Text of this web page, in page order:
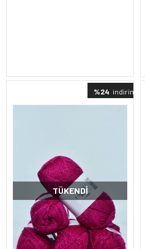
%24 indirimli
TÜKENDI